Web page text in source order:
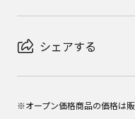
シェアする
※オープン価格商品の価格は